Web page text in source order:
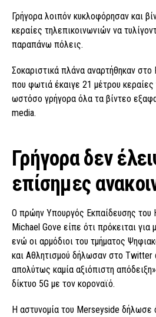
Γρήγορα λοιπόν κυκλοφόρησαν και
κεραίες τηλεπικοινωνιών να
παραπάνω πόλεις.
Σοκαριστικά πλάνα αναρτήθηκαν
που φωτιά έκαιγε 21 μέτρου κεραίες
ωστόσο γρήγορα όλα τα βίντεο
media.
Γρήγορα δεν
επίσημες
Ο πρώην Υπουργός Εκπαίδευσης του
Michael Gove είπε ότι πρόκειται για
ενώ οι αρμόδιοι του τμήματος
και Αθλητισμού δήλωσαν στο Twitter
απολύτως καμία αξιόπιστη
δίκτυο 5G με τον κοροναϊό.
Η αστυνομία του Merseyside δήλωσε